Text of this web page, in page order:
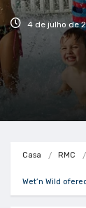
4 de julho de
Casa RMC
Wet’n Wild